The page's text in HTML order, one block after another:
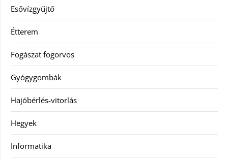
Esővízgyűjtő
Étterem
Fogászat fogorvos
Gyógygombák
Hajóbérlés-vitorlás
Hegyek
Informatika